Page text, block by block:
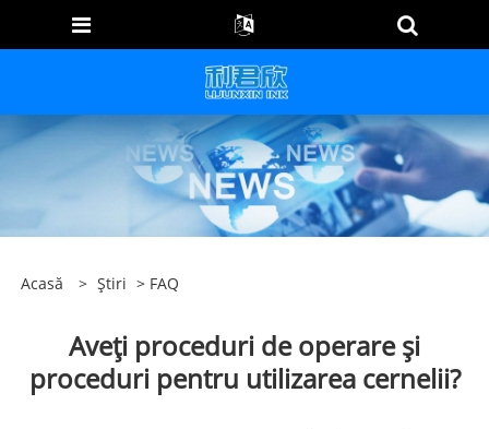
Acasă > Știri > FAQ
Aveți proceduri de operare și
proceduri pentru utilizarea cernelii?